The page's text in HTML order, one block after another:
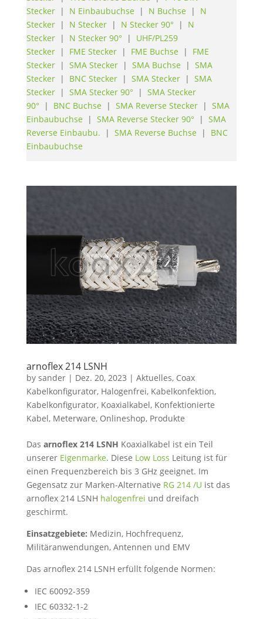
Stecker| N Einbaubuchse | N Buchse | N
Stecker| N Stecker| N Stecker 90° | N
Stecker| N Stecker 90° | UHF/PL259
Stecker| FME Stecker| FME Buchse | FME
Stecker| SMA Stecker| SMA Buchse | SMA
Stecker| BNC Stecker| SMA Stecker| SMA
Stecker| SMA Stecker 90° | SMA Stecker
90° | BNC Buchse | SMA Reverse Stecker| SMA
Einbaubuchse | SMA Reverse Stecker 90° | SMA
Reverse Einbaubu. | SMA Reverse Buchse | BNC
Einbaubuchse
arnoflex 214 LSNH
by sander| Dez. 20, 2023 | Aktuelles, Coax
Kabelkonfigurator, Halogenfrei, Kabelkonfektion,
Kabelkonfigurator, Koaxialkabel, Konfektionierte
Kabel, Meterware, Onlineshop, Produkte
Das arnoflex 214 LSNH Koaxialkabel ist ein Teil
unserer Eigenmarke. Diese Low Loss Leitung ist für
einen Frequenzbereich bis 3 GHz geeignet. Im
Gegensatz zur Marken-Alternative RG 214 /U ist das
arnoflex 214 LSNH halogenfrei und dreifach
geschirmt.
Einsatzgebiete: Medizin, Hochfrequenz,
Militäranwendungen, Antennen und EMV
Das arnoflex 214 LSNH erfüllt folgende Normen:
IEC 60092-359
IEC 60332-1-2